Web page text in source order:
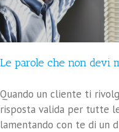
Le parole che non devi
Quando un cliente ti
risposta valida per tutte
lamentando con te di un